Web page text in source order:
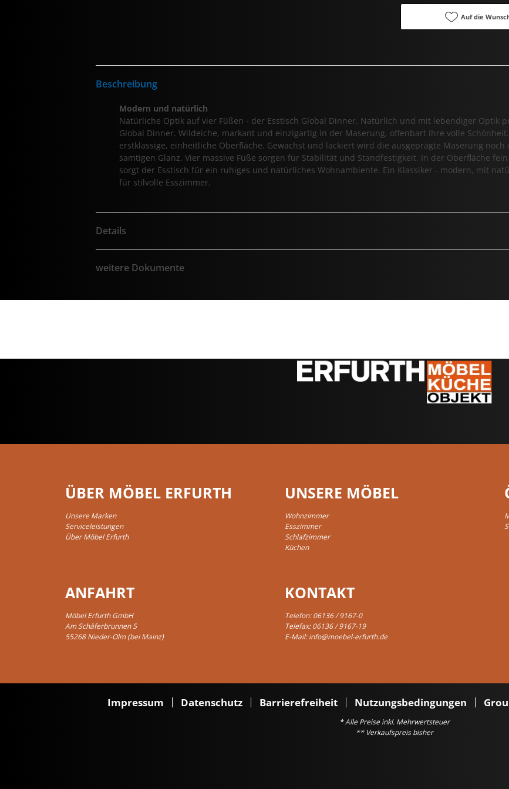
Auf die
Beschreibung
Modern und natürlich
Natürliche Optik auf vier Füßen - der Esstisch Global Dinner. Natürlich und mit lebendiger Optik
Global Dinner. Wildeiche, markant und einzigartig in der Maserung, offenbart ihre volle
erstklassige, einheitliche Oberfläche. Gewachst und lackiert wird die ausgeprägte Maserung
samtigen Glanz. Vier massive Füße sorgen für Stabilität und Standfestigkeit. In der Oberfläche
sorgt der Esstisch für ein ruhiges und natürliches Wohnambiente. Ein Klassiker - modern, mit
für stilvolle Esszimmer.
Details
weitere Dokumente
ÜBER MÖBEL ERFURTH
Unsere Marken
Serviceleistungen
Über Möbel Erfurth
UNSERE MÖBEL
Wohnzimmer
Esszimmer
Schlafzimmer
Küchen
ANFAHRT
Möbel Erfurth GmbH
Am Schäferbrunnen 5
55268 Nieder-Olm (bei Mainz)
KONTAKT
Telefon:06136 / 9167-0
Telefax: 06136 / 9167-19
E-Mail:info@moebel-erfurth.de
Impressum Datenschutz Barrierefreiheit Nutzungsbedingungen
* Alle Preise inkl. Mehrwertsteuer
** Verkaufspreis bisher